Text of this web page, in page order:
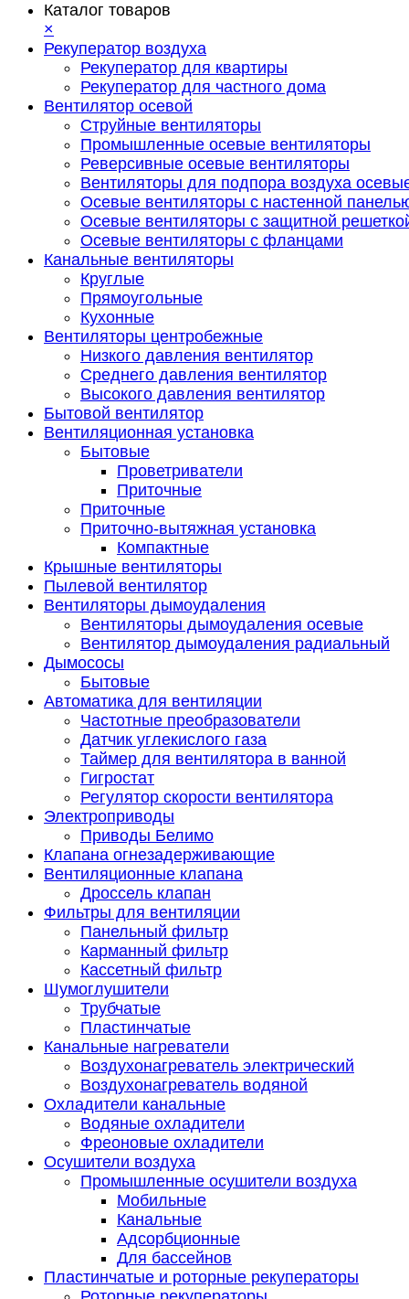
Каталог товаров
×
Рекуператор воздуха
Рекуператор для квартиры
Рекуператор для частного дома
Вентилятор осевой
Струйные вентиляторы
Промышленные осевые вентиляторы
Реверсивные осевые вентиляторы
Вентиляторы для подпора воздуха
Осевые вентиляторы с настенной
Осевые вентиляторы с защитной
Осевые вентиляторы с фланцами
Канальные вентиляторы
Круглые
Прямоугольные
Кухонные
Вентиляторы центробежные
Низкого давления вентилятор
Среднего давления вентилятор
Высокого давления вентилятор
Бытовой вентилятор
Вентиляционная установка
Бытовые
Проветриватели
Приточные
Приточные
Приточно-вытяжная установка
Компактные
Крышные вентиляторы
Пылевой вентилятор
Вентиляторы дымоудаления
Вентиляторы дымоудаления осевые
Вентилятор дымоудаления радиальный
Дымососы
Бытовые
Автоматика для вентиляции
Частотные преобразователи
Датчик углекислого газа
Таймер для вентилятора в ванной
Гигростат
Регулятор скорости вентилятора
Электроприводы
Приводы Белимо
Клапана огнезадерживающие
Вентиляционные клапана
Дроссель клапан
Фильтры для вентиляции
Панельный фильтр
Карманный фильтр
Кассетный фильтр
Шумоглушители
Трубчатые
Пластинчатые
Канальные нагреватели
Воздухонагреватель электрический
Воздухонагреватель водяной
Охладители канальные
Водяные охладители
Фреоновые охладители
Осушители воздуха
Промышленные осушители воздуха
Мобильные
Канальные
Адсорбционные
Для бассейнов
Пластинчатые и роторные рекуператоры